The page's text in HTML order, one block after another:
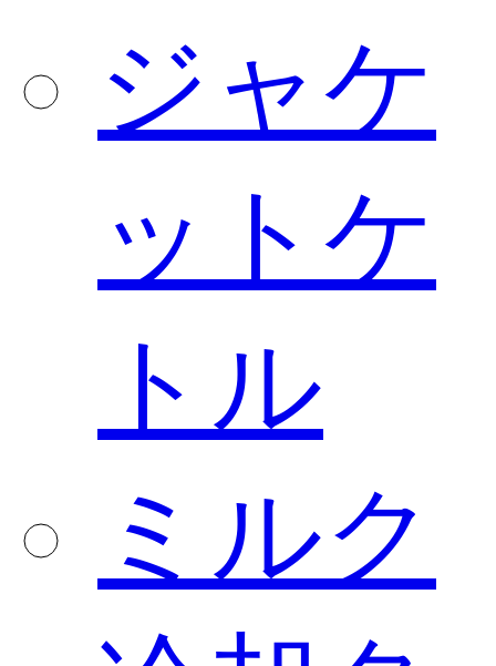
ジャケ
ットケ
トル
ミルク